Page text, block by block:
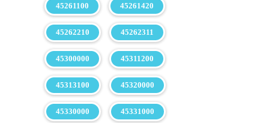
45261100 45261420
45262210 45262311
45300000 45311200
45313100 45320000
45330000 45331000